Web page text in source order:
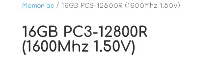
Memorias / 16GB PC3-12800R (1600Mhz 1.50V)
16GB PC3-12800R
(1600Mhz 1.50V)